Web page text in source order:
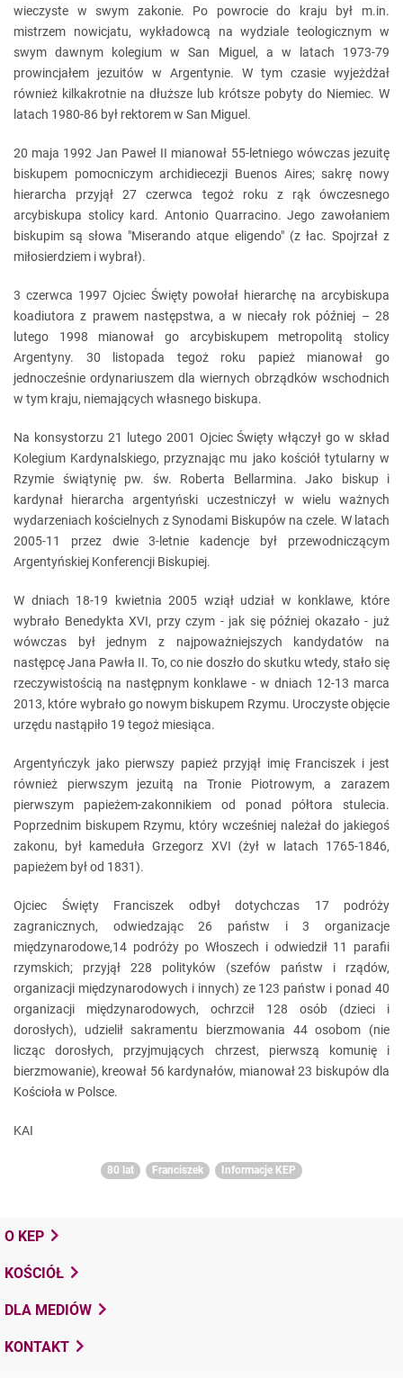
wieczyste w swym zakonie. Po powrocie do kraju był m.in.
mistrzem nowicjatu, wykładowcą na wydziale teologicznym w
swym dawnym kolegium w San Miguel, a w latach 1973-79
prowincjałem jezuitów w Argentynie. W tym czasie wyjeżdżał
również kilkakrotnie na dłuższe lub krótsze pobyty do Niemiec. W
latach 1980-86 był rektorem w San Miguel.
20 maja 1992 Jan Paweł II mianował 55-letniego wówczas jezuitę
biskupem pomocniczym archidiecezji Buenos Aires; sakrę nowy
hierarcha przyjął 27 czerwca tegoż roku z rąk ówczesnego
arcybiskupa stolicy kard. Antonio Quarracino. Jego zawołaniem
biskupim są słowa "Miserando atque eligendo" (z łac. Spojrzał z
miłosierdziem i wybrał).
3 czerwca 1997 Ojciec Święty powołał hierarchę na arcybiskupa
koadiutora z prawem następstwa, a w niecały rok później – 28
lutego 1998 mianował go arcybiskupem metropolitą stolicy
Argentyny. 30 listopada tegoż roku papież mianował go
jednocześnie ordynariuszem dla wiernych obrządków wschodnich
w tym kraju, niemających własnego biskupa.
Na konsystorzu 21 lutego 2001 Ojciec Święty włączył go w skład
Kolegium Kardynalskiego, przyznając mu jako kościół tytularny w
Rzymie świątynię pw. św. Roberta Bellarmina. Jako biskup i
kardynał hierarcha argentyński uczestniczył w wielu ważnych
wydarzeniach kościelnych z Synodami Biskupów na czele. W latach
2005-11 przez dwie 3-letnie kadencje był przewodniczącym
Argentyńskiej Konferencji Biskupiej.
W dniach 18-19 kwietnia 2005 wziął udział w konklawe, które
wybrało Benedykta XVI, przy czym - jak się później okazało - już
wówczas był jednym z najpoważniejszych kandydatów na
następcę Jana Pawła II. To, co nie doszło do skutku wtedy, stało się
rzeczywistością na następnym konklawe - w dniach 12-13 marca
2013, które wybrało go nowym biskupem Rzymu. Uroczyste objęcie
urzędu nastąpiło 19 tegoż miesiąca.
Argentyńczyk jako pierwszy papież przyjął imię Franciszek i jest
również pierwszym jezuitą na Tronie Piotrowym, a zarazem
pierwszym papieżem-zakonnikiem od ponad półtora stulecia.
Poprzednim biskupem Rzymu, który wcześniej należał do jakiegoś
zakonu, był kameduła Grzegorz XVI (żył w latach 1765-1846,
papieżem był od 1831).
Ojciec Święty Franciszek odbył dotychczas 17 podróży
zagranicznych, odwiedzając 26 państw i 3 organizacje
międzynarodowe,14 podróży po Włoszech i odwiedził 11 parafii
rzymskich; przyjął 228 polityków (szefów państw i rządów,
organizacji międzynarodowych i innych) ze 123 państw i ponad 40
organizacji międzynarodowych, ochrzcił 128 osób (dzieci i
dorosłych), udzielił sakramentu bierzmowania 44 osobom (nie
licząc dorosłych, przyjmujących chrzest, pierwszą komunię i
bierzmowanie), kreował 56 kardynałów, mianował 23 biskupów dla
Kościoła w Polsce.
KAI
80 lat Franciszek Informacje KEP
O KEP
KOŚCIÓŁ
DLA MEDIÓW
KONTAKT